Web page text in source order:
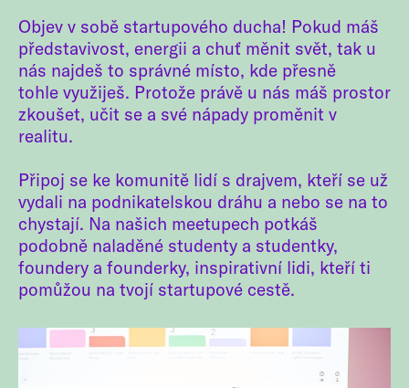
Objev v sobě startupového ducha! Pokud máš
představivost, energii a chuť měnit svět, tak u
nás najdeš to správné místo, kde přesně
tohle využiješ. Protože právě u nás máš prostor
zkoušet, učit se a své nápady proměnit v
realitu.
Připoj se ke komunitě lidí s drajvem, kteří se už
vydali na podnikatelskou dráhu a nebo se na to
chystají. Na našich meetupech potkáš
podobně naladěné studenty a studentky,
foundery a founderky, inspirativní lidi, kteří ti
pomůžou na tvojí startupové cestě.